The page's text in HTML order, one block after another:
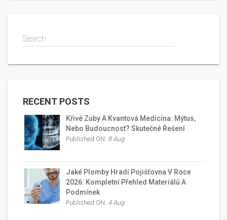
Search
RECENT POSTS
Křivé Zuby A Kvantová Medicína: Mýtus,
Nebo Budoucnost? Skutečné Řešení
Published ON: 8 Aug
Jaké Plomby Hradí Pojišťovna V Roce
2026: Kompletní Přehled Materiálů A
Podmínek
Published ON: 4 Aug